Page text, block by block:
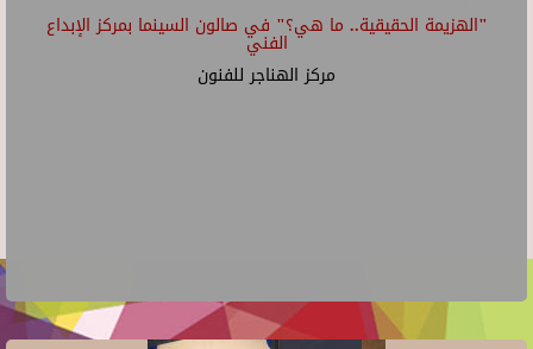
"الهزيمة الحقيقية.. ما هي؟" في صالون السينما بمركز الإبداع
الفني
مركز الهناجر للفنون